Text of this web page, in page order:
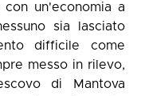
un'economia a
sia lasciato
difficile come
messo in rilevo,
di Mantova